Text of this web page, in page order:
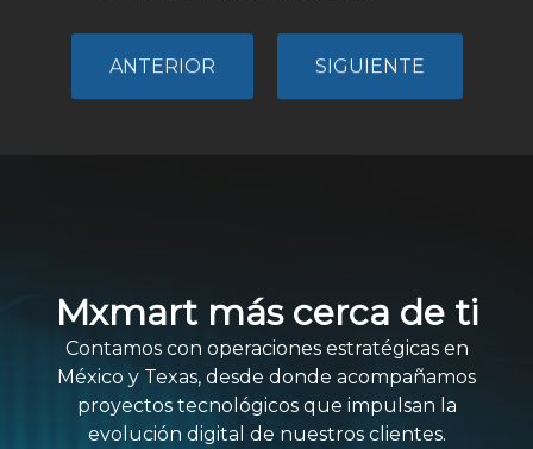
ANTERIOR SIGUIENTE
Mxmart más cerca de ti
Contamos con operaciones estratégicas en
México y Texas, desde donde acompañamos
proyectos tecnológicos que impulsan la
evolución digital de nuestros clientes.